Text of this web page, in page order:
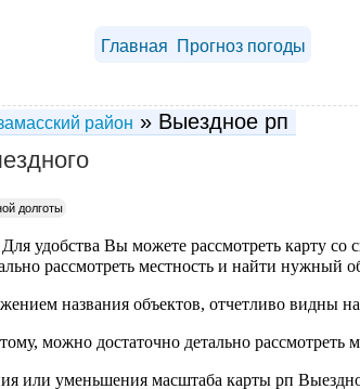
Главная Прогноз погоды
район » Выездное рп
долготы
удобства Вы можете рассмотреть карту со
рассмотреть местность и найти нужный
названия объектов, отчетливо видны
можно достаточно детально рассмотреть
или уменьшения масштаба карты рп